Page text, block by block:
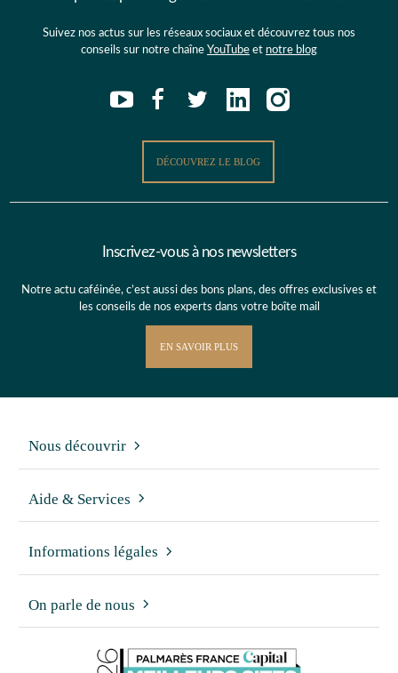
Suivez nos actus sur les réseaux sociaux et découvrez tous nos
conseils sur notre chaîne YouTube et notre blog
DÉCOUVREZ LE BLOG
Inscrivez-vous à nos newsletters
Notre actu caféinée, c’est aussi des bons plans, des offres exclusives et
les conseils de nos experts dans votre boîte mail
EN SAVOIR PLUS
Nous découvrir
Aide & Services
Informations légales
On parle de nous